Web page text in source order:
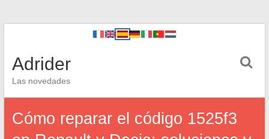
Adrider
Las novedades
Cómo reparar el código 1525f3